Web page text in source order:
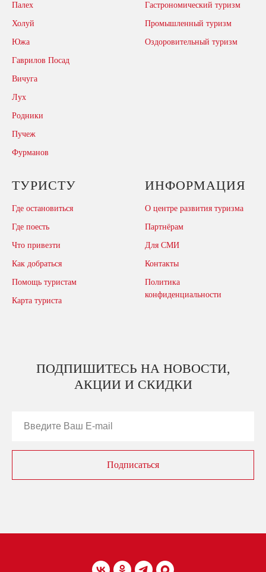
Палех
Холуй
Южа
Гаврилов Посад
Вичуга
Лух
Родники
Пучеж
Фурманов
Гастрономический туризм
Промышленный туризм
Оздоровительный туризм
ТУРИСТУ
Где остановиться
Где поесть
Что привезти
Как добраться
Помощь туристам
Карта туриста
ИНФОРМАЦИЯ
О центре развития туризма
Партнёрам
Для СМИ
Контакты
Политика
конфиденциальности
ПОДПИШИТЕСЬ НА НОВОСТИ,
АКЦИИ И СКИДКИ
Подписаться